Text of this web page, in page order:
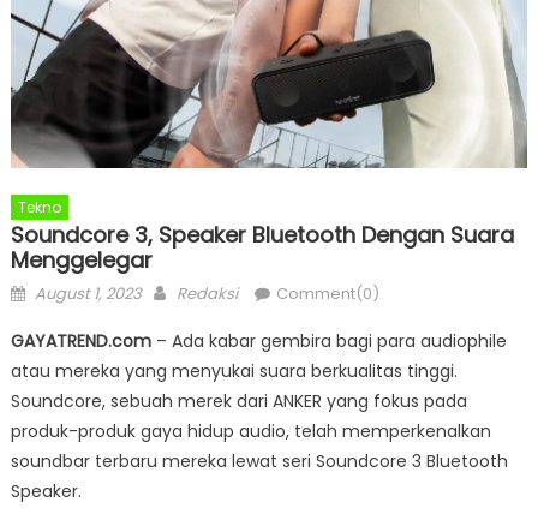
Tekno
Soundcore 3, Speaker Bluetooth Dengan Suara
Menggelegar
Posted
August 1, 2023 Author
Redaksi Comment(0)
GAYATREND.com– Ada kabar gembira bagi para audiophile
atau mereka yang menyukai suara berkualitas tinggi.
Soundcore, sebuah merek dari ANKER yang fokus pada
produk-produk gaya hidup audio, telah memperkenalkan
soundbar terbaru mereka lewat seri Soundcore 3 Bluetooth
Speaker.